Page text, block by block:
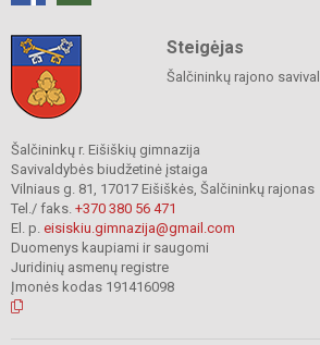
Steigėjas
Šalčininkų rajono
Šalčininkų r. Eišiškių gimnazija
Savivaldybės biudžetinė įstaiga
Vilniaus g. 81, 17017 Eišiškės, Šalčininkų rajonas
Tel./ faks. +370 380 56 471
El. p. eisiskiu.gimnazija@gmail.com
Duomenys kaupiami ir saugomi
Juridinių asmenų registre
Įmonės kodas 191416098